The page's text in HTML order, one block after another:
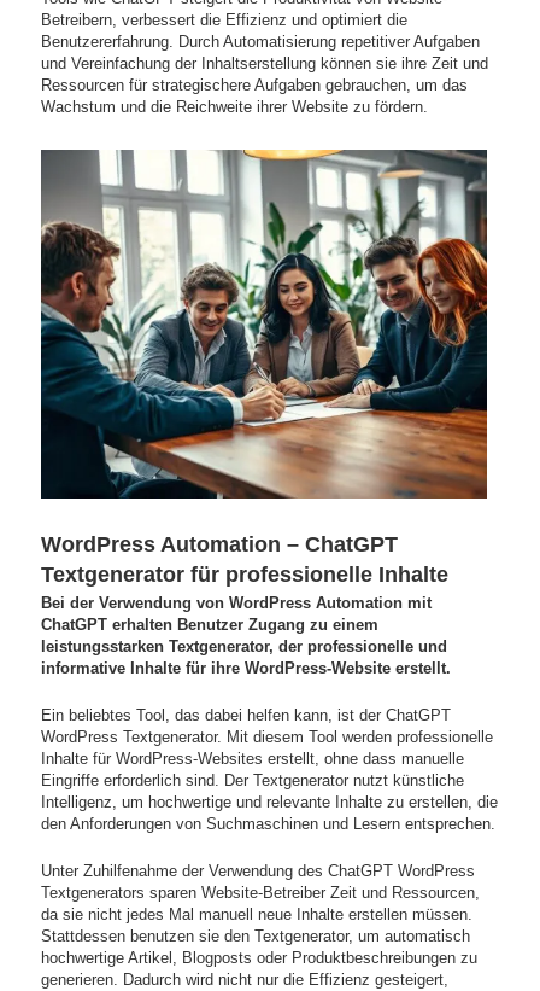
Betreibern, verbessert die Effizienz und optimiert die
Benutzererfahrung. Durch Automatisierung repetitiver Aufgaben
und Vereinfachung der Inhaltserstellung können sie ihre Zeit und
Ressourcen für strategischere Aufgaben gebrauchen, um das
Wachstum und die Reichweite ihrer Website zu fördern.
WordPress Automation – ChatGPT
Textgenerator für professionelle Inhalte
Bei der Verwendung von WordPress Automation mit
ChatGPT erhalten Benutzer Zugang zu einem
leistungsstarken Textgenerator, der professionelle und
informative Inhalte für ihre WordPress-Website erstellt.
Ein beliebtes Tool, das dabei helfen kann, ist der ChatGPT
WordPress Textgenerator. Mit diesem Tool werden professionelle
Inhalte für WordPress-Websites erstellt, ohne dass manuelle
Eingriffe erforderlich sind. Der Textgenerator nutzt künstliche
Intelligenz, um hochwertige und relevante Inhalte zu erstellen, die
den Anforderungen von Suchmaschinen und Lesern entsprechen.
Unter Zuhilfenahme der Verwendung des ChatGPT WordPress
Textgenerators sparen Website-Betreiber Zeit und Ressourcen,
da sie nicht jedes Mal manuell neue Inhalte erstellen müssen.
Stattdessen benutzen sie den Textgenerator, um automatisch
hochwertige Artikel, Blogposts oder Produktbeschreibungen zu
generieren. Dadurch wird nicht nur die Effizienz gesteigert,